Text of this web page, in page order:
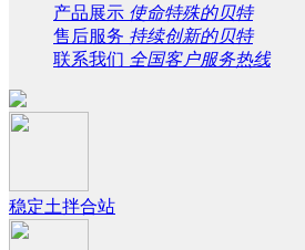
产品展示 使命特殊的贝特
售后服务 持续创新的贝特
联系我们 全国客户服务热线
稳定土拌合站